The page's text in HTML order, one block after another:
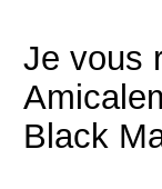
Je vous
Black